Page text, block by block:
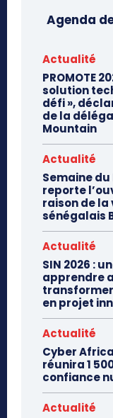
Agenda
Actualité
PROMOTE
solution
défi »,
de la
Mountain
Actualité
Semaine du
reporte
raison de
sénégalais
Actualité
SIN 2026 :
apprendre
en projet
Actualité
Cyber
réunira 1
confiance
Actualité